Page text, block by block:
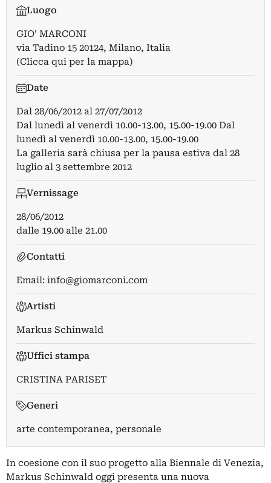
Luogo
GIO' MARCONI
via Tadino 15 20124, Milano, Italia
(Clicca qui per la mappa)
Date
Dal 28/06/2012 al 27/07/2012
Dal lunedì al venerdì 10.00-13.00, 15.00-19.00 Dal
lunedì al venerdì 10.00-13.00, 15.00-19.00
La galleria sarà chiusa per la pausa estiva dal 28
luglio al 3 settembre 2012
Vernissage
28/06/2012
dalle 19.00 alle 21.00
Contatti
Email: info@giomarconi.com
Artisti
Markus Schinwald
Uffici stampa
CRISTINA PARISET
Generi
arte contemporanea, personale
In coesione con il suo progetto alla Biennale di Venezia,
Markus Schinwald oggi presenta una nuova